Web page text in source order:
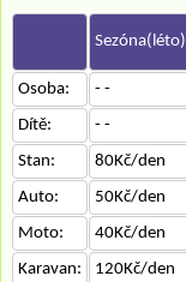
Sezóna(léto)
Osoba:
- -
Dítě:
- -
Stan:
80Kč/den
Auto:
50Kč/den
Moto:
40Kč/den
Karavan:
120Kč/den